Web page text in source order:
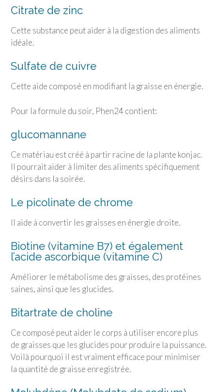
Citrate de zinc
Cette substance peut aider à la digestion des aliments
idéale.
Sulfate de cuivre
Cette aide composé en modifiant la graisse en énergie.
Pour la formule du soir, Phen24 contient:
glucomannane
Ce matériau est créé à partir racine de la plante konjac.
Il pourrait aider à limiter des aliments spécifiquement
désirs dans la soirée.
Le picolinate de chrome
Il aide à convertir les graisses en énergie droite.
Biotine (vitamine B7) et également
l’acide ascorbique (vitamine C)
Améliorer le métabolisme des graisses, des protéines
saines, ainsi que les glucides.
Bitartrate de choline
Ce composé peut aider le corps à utiliser encore plus
de graisses que les glucides pour produire la puissance.
Voilà pourquoi il est vraiment efficace pour minimiser
la quantité de graisse enregistrée.